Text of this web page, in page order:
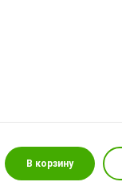
В корзину